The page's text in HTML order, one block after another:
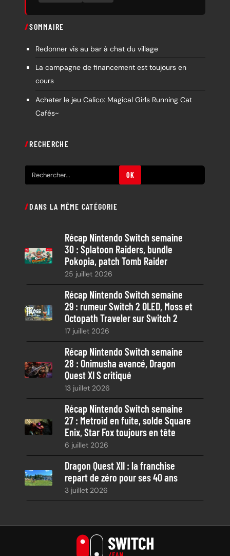
SOMMAIRE
Redonner vis au bar à chat du village
La campagne de financement est toujours en
cours
Acheter le jeu Calico: Magical Girls Running Cat
Cafés~
RECHERCHE
e
h
c
h
OK
DANS LA MÊME CATÉGORIE
Récap Nintendo Switch semaine
30 : Splatoon Raiders, bundle
Pokopia, patch Tomb Raider
25 juillet 2026
Récap Nintendo Switch semaine
29 : rumeur Switch 2 OLED, Moss et
Octopath Traveler sur Switch 2
17 juillet 2026
Récap Nintendo Switch semaine
28 : Onimusha avancé, Dragon
Quest XI S critiqué
13 juillet 2026
Récap Nintendo Switch semaine
27 : Metroid en fuite, solde Square
Enix, Star Fox toujours en tête
6 juillet 2026
Dragon Quest XII : la franchise
repart de zéro pour ses 40 ans
3 juillet 2026